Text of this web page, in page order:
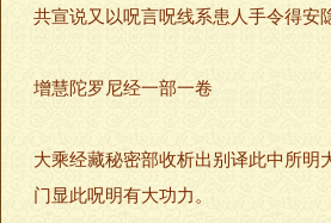
共宣说又以呪言呪线系患人手令得安
增慧陀罗尼经一部一卷
大乘经藏秘密部收析出别译此中所明
门显此呪明有大功力。